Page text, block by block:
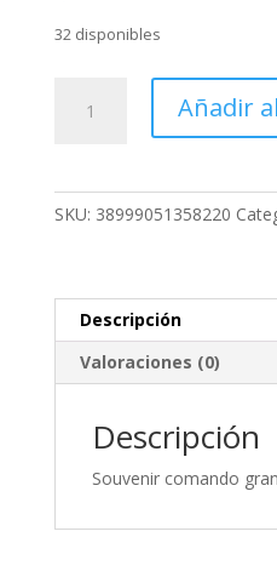
32 disponibles
comando
Añadir
SKU: 38999051358220
Descripción
Valoraciones (0)
Descripción
Souvenir comando